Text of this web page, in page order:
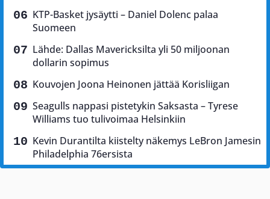
KTP-Basket jysäytti – Daniel Dolenc palaa
Suomeen
Lähde: Dallas Mavericksilta yli 50 miljoonan
dollarin sopimus
Kouvojen Joona Heinonen jättää Korisliigan
Seagulls nappasi pistetykin Saksasta – Tyrese
Williams tuo tulivoimaa Helsinkiin
Kevin Durantilta kiistelty näkemys LeBron Jamesin
Philadelphia 76ersista